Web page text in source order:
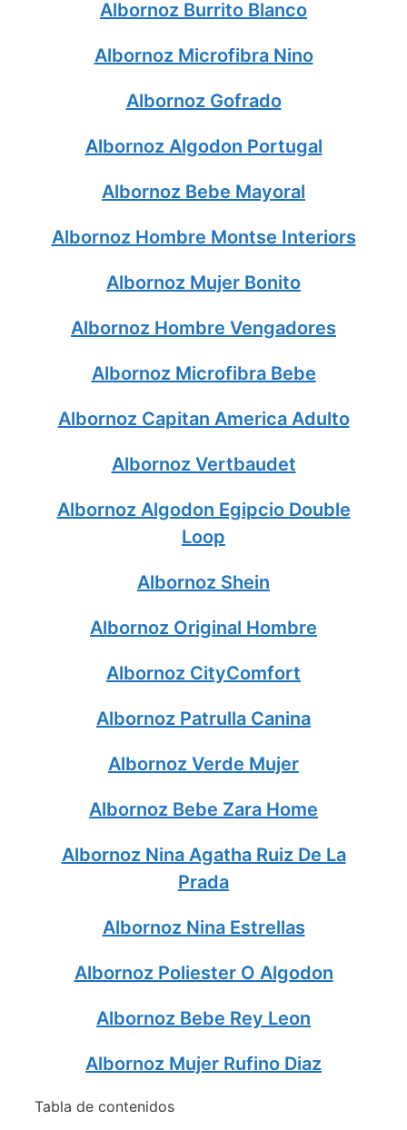
Albornoz Burrito Blanco
Albornoz Microfibra Nino
Albornoz Gofrado
Albornoz Algodon Portugal
Albornoz Bebe Mayoral
Albornoz Hombre Montse Interiors
Albornoz Mujer Bonito
Albornoz Hombre Vengadores
Albornoz Microfibra Bebe
Albornoz Capitan America Adulto
Albornoz Vertbaudet
Albornoz Algodon Egipcio Double
Loop
Albornoz Shein
Albornoz Original Hombre
Albornoz CityComfort
Albornoz Patrulla Canina
Albornoz Verde Mujer
Albornoz Bebe Zara Home
Albornoz Nina Agatha Ruiz De La
Prada
Albornoz Nina Estrellas
Albornoz Poliester O Algodon
Albornoz Bebe Rey Leon
Albornoz Mujer Rufino Diaz
Tabla de contenidos